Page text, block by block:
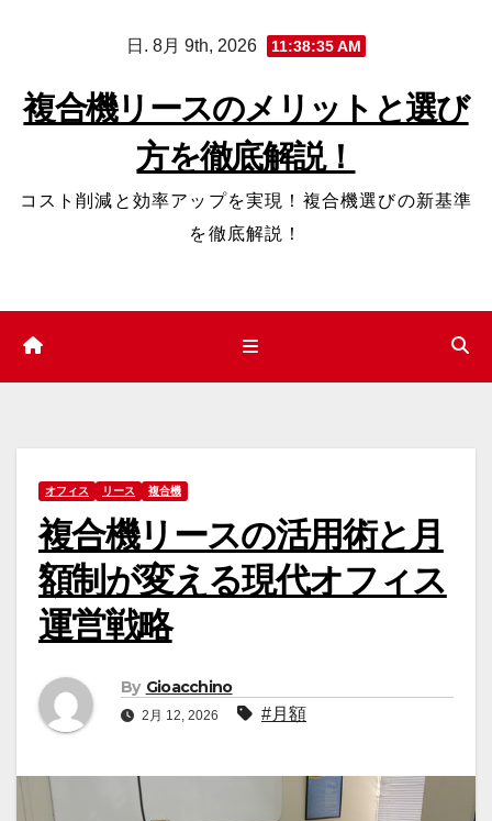
プ
日. 8月 9th, 2026 11:38:36 AM
複合機リースのメリットと選び
方を徹底解説！
コスト削減と効率アップを実現！複合機選びの新基準
を徹底解説！
オフィス リース 複合機
複合機リースの活用術と月
額制が変える現代オフィス
運営戦略
By Gioacchino
2月 12, 2026 #月額